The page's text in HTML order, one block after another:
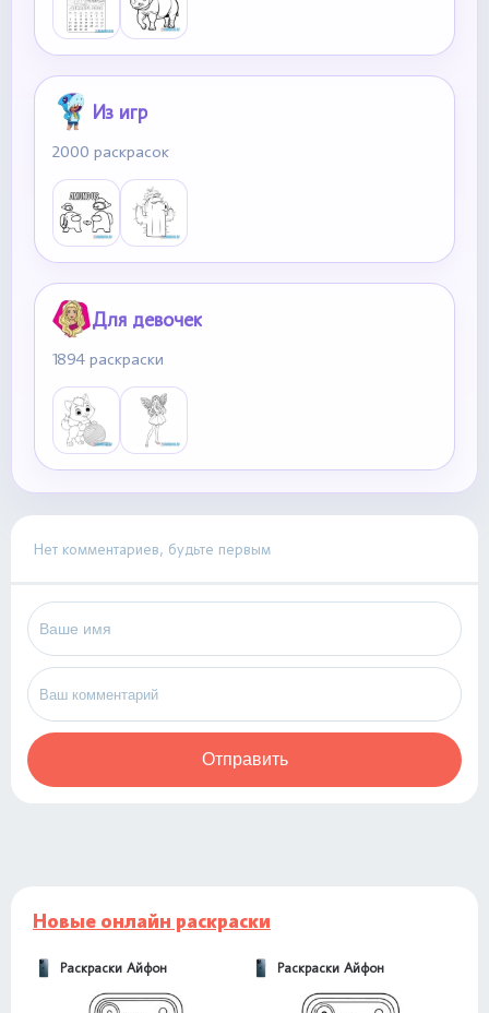
Из игр
2000 раскрасок
Для девочек
1894 раскраски
Нет комментариев, будьте первым
Отправить
Новые онлайн раскраски
Раскраски Айфон Раскраски Айфон